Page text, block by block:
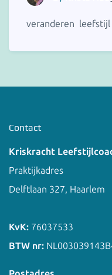
veranderen leefstijl
Contact
Kriskracht
Praktijkadres
Delftlaan 327, Haarlem
KvK: 76037533
BTW nr: